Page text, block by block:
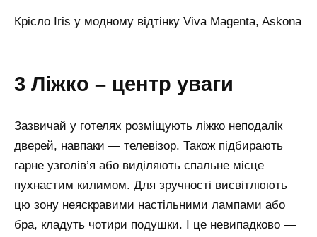
Крісло Iris у модному відтінку Viva Magenta, Askona
3 Ліжко – центр уваги
Зазвичай у готелях розміщують ліжко неподалік
дверей, навпаки — телевізор. Також підбирають
гарне узголів’я або виділяють спальне місце
пухнастим килимом. Для зручності висвітлюють
цю зону неяскравими настільними лампами або
бра, кладуть чотири подушки. І це невипадково —